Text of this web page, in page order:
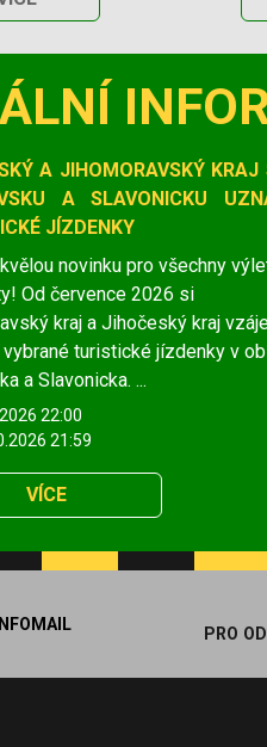
1
A JIHOMORAVSKÝ KRAJ
A SLAVONICKU
JÍZDENKY
novinku pro všechny
Od července 2026 si
kraj a Jihočeský kraj
vybrané turistické jízdenky v
a Slavonicka. ...
22:00
21:59
VÍCE
PRO